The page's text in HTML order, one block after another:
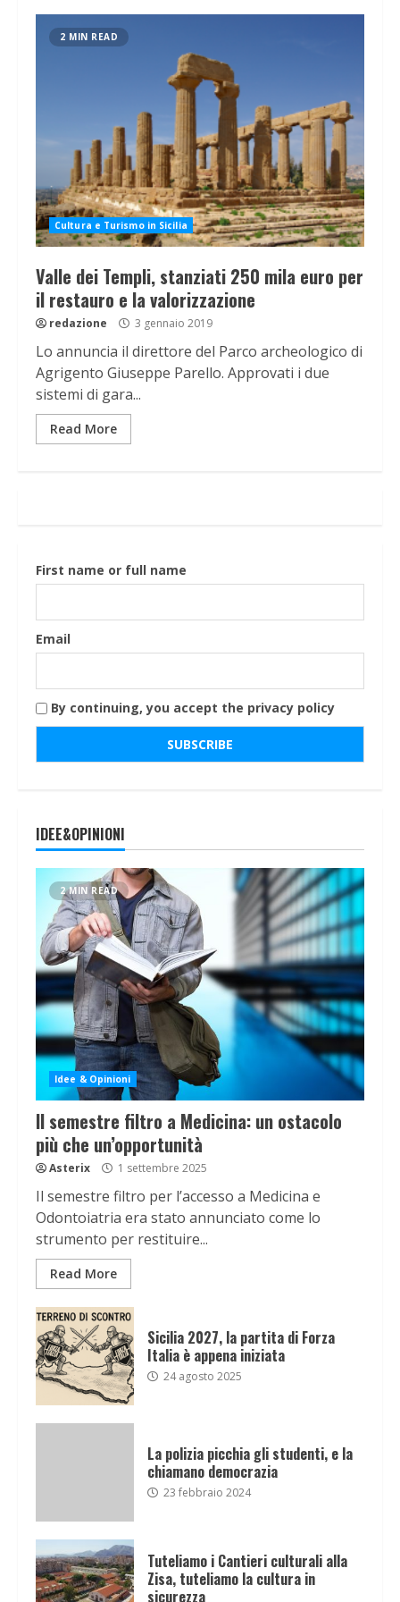
2 MIN READ
Cultura e Turismo in Sicilia
Valle dei Templi, stanziati 250 mila euro per
il restauro e la valorizzazione
redazione 3 gennaio 2019
Lo annuncia il direttore del Parco archeologico di
Agrigento Giuseppe Parello. Approvati i due
sistemi di gara...
Read More
First name or full name
Email
By continuing, you accept the privacy policy
IDEE&OPINIONI
2 MIN READ
Idee & Opinioni
Il semestre filtro a Medicina: un ostacolo
più che un’opportunità
Asterix 1 settembre 2025
Il semestre filtro per l’accesso a Medicina e
Odontoiatria era stato annunciato come lo
strumento per restituire...
Read More
Sicilia 2027, la partita di Forza
Italia è appena iniziata
24 agosto 2025
La polizia picchia gli studenti, e la
chiamano democrazia
23 febbraio 2024
Tuteliamo i Cantieri culturali alla
Zisa, tuteliamo la cultura in
sicurezza